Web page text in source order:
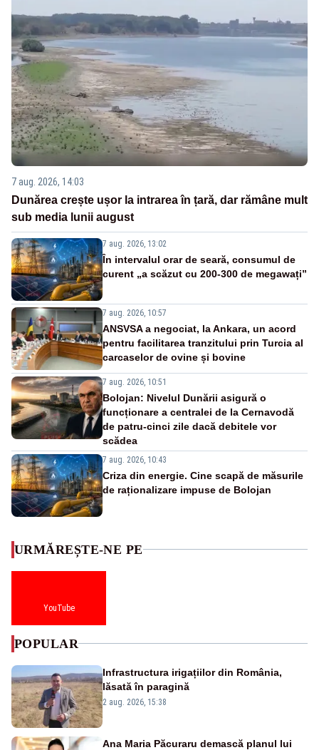
7 aug. 2026, 14:03
Dunărea crește ușor la intrarea în țară, dar rămâne mult
sub media lunii august
7 aug. 2026, 13:02
În intervalul orar de seară, consumul de
curent „a scăzut cu 200-300 de megawați”
7 aug. 2026, 10:57
ANSVSA a negociat, la Ankara, un acord
pentru facilitarea tranzitului prin Turcia al
carcaselor de ovine și bovine
7 aug. 2026, 10:51
Bolojan: Nivelul Dunării asigură o
funcționare a centralei de la Cernavodă
de patru-cinci zile dacă debitele vor
scădea
7 aug. 2026, 10:43
Criza din energie. Cine scapă de măsurile
de raționalizare impuse de Bolojan
URMĂREȘTE-NE PE
YouTube
POPULAR
Infrastructura irigațiilor din România,
lăsată în paragină
2 aug. 2026, 15:38
Ana Maria Păcuraru demască planul lui